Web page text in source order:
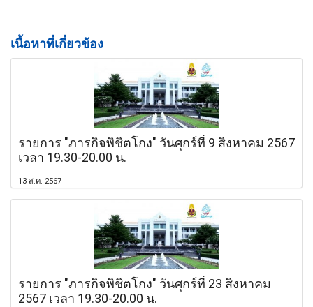
เนื้อหาที่เกี่ยวข้อง
รายการ "ภารกิจพิชิตโกง" วันศุกร์ที่ 9 สิงหาคม 2567
เวลา 19.30-20.00 น.
13 ส.ค. 2567
รายการ "ภารกิจพิชิตโกง" วันศุกร์ที่ 23 สิงหาคม
2567 เวลา 19.30-20.00 น.